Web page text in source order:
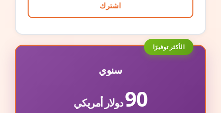
اشترك
الأكثر توفيرًا
سنوي
90دولار أمريكي